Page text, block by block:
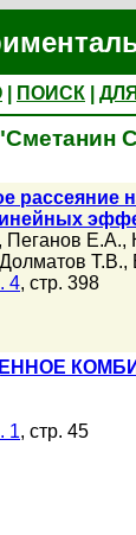
ПОИСК
рассеяние
, Пеганов Е.А.,
Долматов Т.В.,
4, стр. 398
1, стр. 45